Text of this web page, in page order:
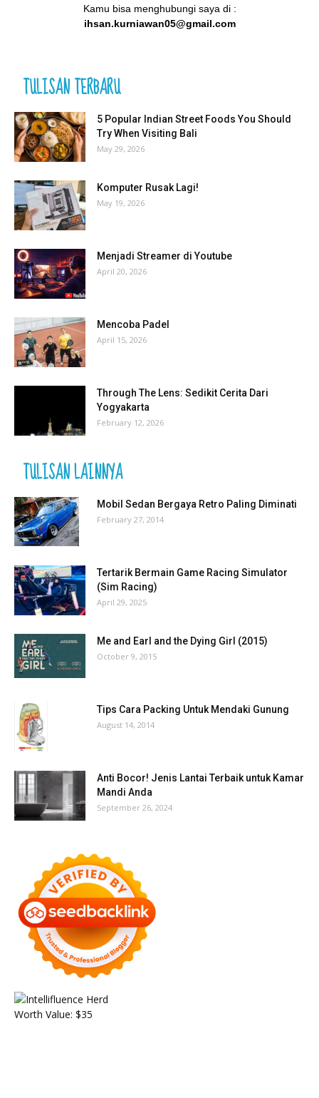
Kamu bisa menghubungi saya di :
ihsan.kurniawan05@gmail.com
TULISAN TERBARU
5 Popular Indian Street Foods You Should
Try When Visiting Bali
May 29, 2026
Komputer Rusak Lagi!
May 19, 2026
Menjadi Streamer di Youtube
April 20, 2026
Mencoba Padel
April 15, 2026
Through The Lens: Sedikit Cerita Dari
Yogyakarta
February 12, 2026
TULISAN LAINNYA
Mobil Sedan Bergaya Retro Paling Diminati
February 27, 2014
Tertarik Bermain Game Racing Simulator
(Sim Racing)
April 29, 2025
Me and Earl and the Dying Girl (2015)
October 9, 2015
Tips Cara Packing Untuk Mendaki Gunung
August 14, 2014
Anti Bocor! Jenis Lantai Terbaik untuk Kamar
Mandi Anda
September 26, 2024